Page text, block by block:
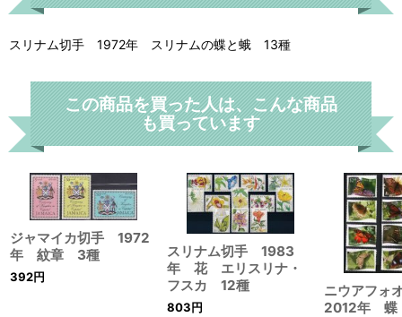
スリナム切手 1972年 スリナムの蝶と蛾 13種
この商品を買った人は、こんな商品
も買っています
ジャマイカ切手 1972
年 紋章 3種
392円
スリナム切手 1983
年 花 エリスリナ・
フスカ 12種
803円
ニウアフ
2012年